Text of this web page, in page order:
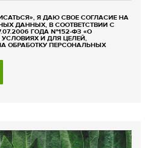
Я ДАЮ СВОЕ СОГЛАСИЕ НА
ДАННЫХ, В СООТВЕТСТВИИ С
ГОДА №152-ФЗ «О
И ДЛЯ ЦЕЛЕЙ,
ОБРАБОТКУ ПЕРСОНАЛЬНЫХ